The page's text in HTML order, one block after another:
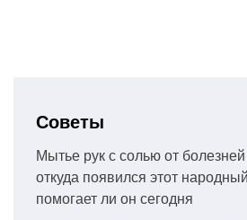
Советы
Мытье рук с солью от
откуда появился этот
помогает ли он сегодня